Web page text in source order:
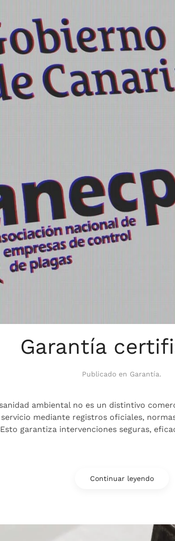
Garantía
Publicado en Garantía.
ambiental no es un distintivo
mediante registros oficiales,
garantiza intervenciones seguras,
Continuar leyendo